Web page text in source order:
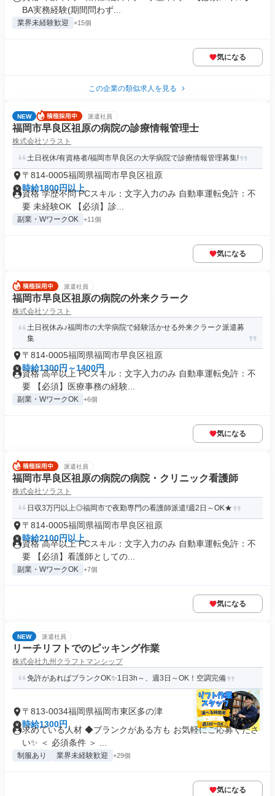
BA実務経験(期間問わず...
業界未経験歓迎 +15個
気になる
この企業の類似求人を見る
NEW 派遣社員
福岡市早良区祖原の病院の診療情報管理士
株式会社ソラスト
土日祝休/有資格者/福岡市早良区の大学病院で診療情報管理募集!
〒814-0005福岡県福岡市早良区祖原
時給1800円以上
資格 学歴不問 PCスキル：文字入力のみ 自動車運転免許：不
要 未経験OK 【必須】診...
副業・WワークOK +11個
気になる
派遣社員
福岡市早良区祖原の病院の外来クラーク
株式会社ソラスト
土日祝休み♪福岡市の大学病院で経験活かせる外来クラーク派遣募
集
〒814-0005福岡県福岡市早良区祖原
時給1300円～1400円
資格 高卒以上 PCスキル：文字入力のみ 自動車運転免許：不
要 【必須】医療事務の経験...
副業・WワークOK +6個
気になる
派遣社員
福岡市早良区祖原の病院の病院・クリニック看護師
株式会社ソラスト
日収3万円以上◎福岡市で夜勤専門の看護師派遣!週2日～OK★
〒814-0005福岡県福岡市早良区祖原
時給2100円以上
資格 高卒以上 PCスキル：文字入力のみ 自動車運転免許：不
要 【必須】看護師としての...
副業・WワークOK +7個
気になる
NEW 派遣社員
リーチリフトでのピッキング作業
株式会社九州クラフトマンシップ
免許があればブランクOK✨1日3h～、週3日～OK！空調完備
〒813-0034福岡県福岡市東区多の津
時給1300円
求めている人材 ◆ブランクがある方も お気軽にご応募くださ
い✨ ＜ 必須条件 ＞ ...
制服あり 業界未経験歓迎 +29個
気になる